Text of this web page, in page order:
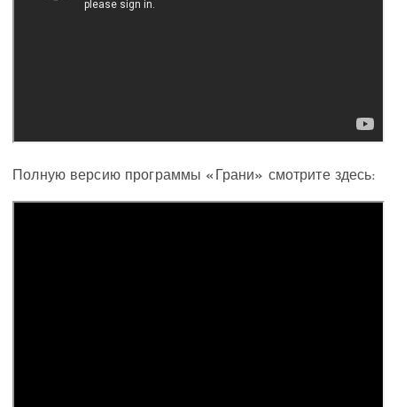
Полную версию программы «Грани» смотрите здесь: